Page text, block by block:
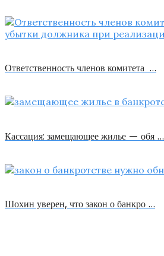
Ответственность членов комитета …
Кассация: замещающее жилье — обя …
Шохин уверен, что закон о банкро …